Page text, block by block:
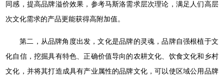
同感，提高品牌溢价效果，参考马斯洛需求层次理论，满足人们高层
次文化需求的产品更能获得高附加值。
第二，从品牌角度出发，文化是品牌的灵魂，品牌自强根植于文
化自信，挖掘具有特色、正确价值导向的农耕文化、饮食文化和乡村
文化，并将其打造成具有产业属性的品牌文化，可以使区域公用品牌